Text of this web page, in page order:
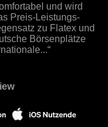
und wird
Preis-Leistungs-
zu Flatex und
Börsenplätze